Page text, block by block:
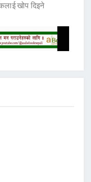
खोप दिइने